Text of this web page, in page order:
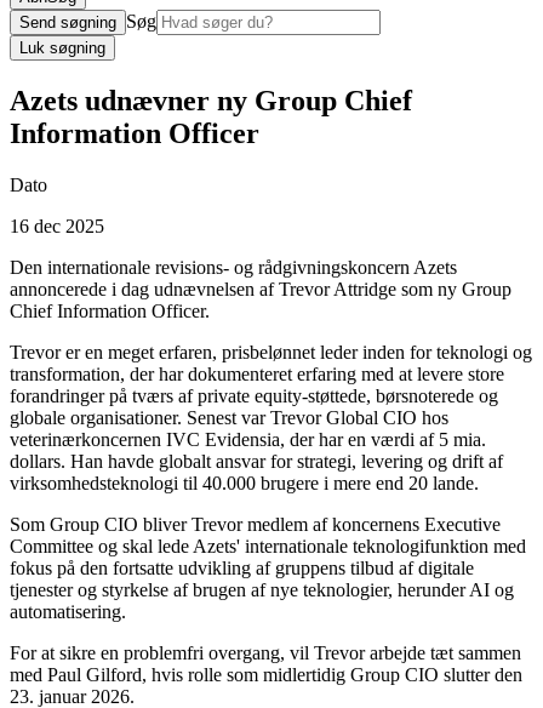
Send søgning Søg
Luk søgning
Azets udnævner ny Group Chief
Information Officer
Dato
16 dec 2025
Den internationale revisions- og rådgivningskoncern Azets
annoncerede i dag udnævnelsen af Trevor Attridge som ny Group
Chief Information Officer.
Trevor er en meget erfaren, prisbelønnet leder inden for teknologi og
transformation, der har dokumenteret erfaring med at levere store
forandringer på tværs af private equity-støttede, børsnoterede og
globale organisationer. Senest var Trevor Global CIO hos
veterinærkoncernen IVC Evidensia, der har en værdi af 5 mia.
dollars. Han havde globalt ansvar for strategi, levering og drift af
virksomhedsteknologi til 40.000 brugere i mere end 20 lande.
Som Group CIO bliver Trevor medlem af koncernens Executive
Committee og skal lede Azets' internationale teknologifunktion med
fokus på den fortsatte udvikling af gruppens tilbud af digitale
tjenester og styrkelse af brugen af nye teknologier, herunder AI og
automatisering.
For at sikre en problemfri overgang, vil Trevor arbejde tæt sammen
med Paul Gilford, hvis rolle som midlertidig Group CIO slutter den
23. januar 2026.